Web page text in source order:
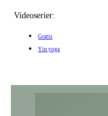
Videoserier:
Gratis
Yin yoga